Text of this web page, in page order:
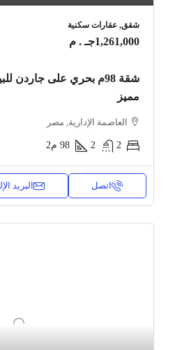
شقق, عقارات سكنية
1,261,000جـ . م
شقة 98م بحري على جاردن
مميز
العاصمة الإدارية, مصر
2
2
98 م2
اتصل البريد